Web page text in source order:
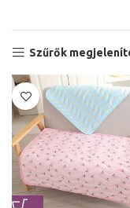
Szűrők